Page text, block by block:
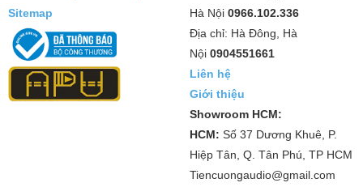
Sitemap
Hà Nội 0966.102.336
Địa chỉ: Hà Đông, Hà
Nội 0904551661
Liên hệ
Giới thiệu
Showroom HCM:
HCM: Số 37 Dương Khuê, P.
Hiệp Tân, Q. Tân Phú, TP HCM
Tiencuongaudio@gmail.com